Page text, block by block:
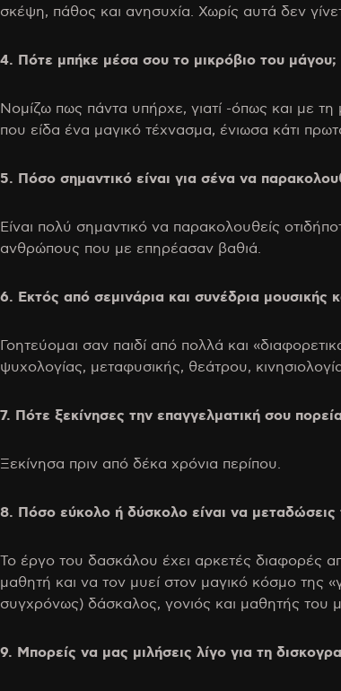
σκέψη, πάθος και ανησυχία. Χωρίς αυτά δεν
4. Πότε μπήκε μέσα σου το μικρόβιο του μάγου;
Νομίζω πως πάντα υπήρχε, γιατί -όπως και με
που είδα ένα μαγικό τέχνασμα, ένιωσα κάτι
5. Πόσο σημαντικό είναι για σένα να
Είναι πολύ σημαντικό να παρακολουθείς
ανθρώπους που με επηρέασαν βαθιά.
6. Εκτός από σεμινάρια και συνέδρια μουσικής
Γοητεύομαι σαν παιδί από πολλά και
ψυχολογίας, μεταφυσικής, θεάτρου,
7. Πότε ξεκίνησες την επαγγελματική σου
Ξεκίνησα πριν από δέκα χρόνια περίπου.
8. Πόσο εύκολο ή δύσκολο είναι να μεταδώσεις
Το έργο του δασκάλου έχει αρκετές διαφορές
μαθητή και να τον μυεί στον μαγικό κόσμο της
συγχρόνως) δάσκαλος, γονιός και μαθητής του
9. Μπορείς να μας μιλήσεις λίγο για τη